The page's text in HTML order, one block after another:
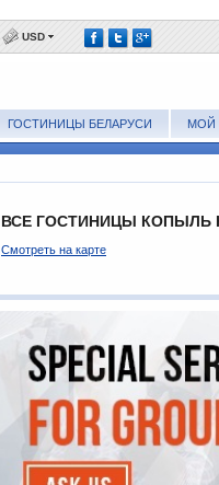
USD
ГОСТИНИЦЫ БЕЛАРУСИ МОЙ
ВСЕ ГОСТИНИЦЫ КОПЫЛЬ
Смотреть на карте